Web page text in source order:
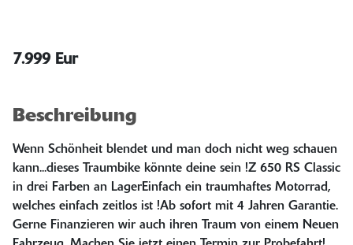
7.999 Eur
Beschreibung
Wenn Schönheit blendet und man doch nicht weg schauen
kann...dieses Traumbike könnte deine sein !Z 650 RS Classic
in drei Farben an LagerEinfach ein traumhaftes Motorrad,
welches einfach zeitlos ist !Ab sofort mit 4 Jahren Garantie.
Gerne Finanzieren wir auch ihren Traum von einem Neuen